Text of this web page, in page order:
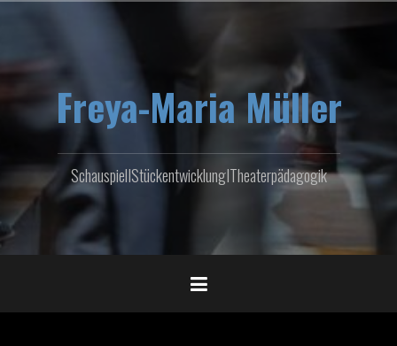
Freya-Maria Müller
SchauspielIStückentwicklungITheaterpädagogik